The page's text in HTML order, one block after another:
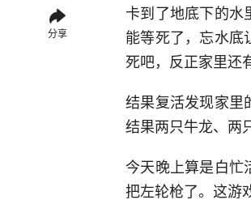
分享
卡到了地底下的水
能等死了，忘水底
死吧，反正家里还
结果复活发现家里
结果两只牛龙、两
今天晚上算是白忙
把左轮枪了。这游